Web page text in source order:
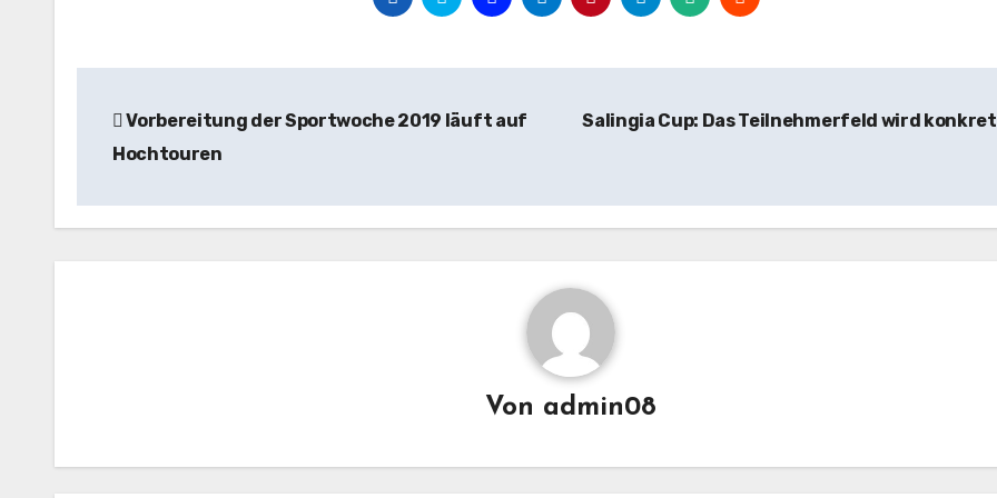
Vorbereitung der Sportwoche 2019 läuft auf
Hochtouren
Salingia Cup: Das Teilnehmerfeld wird
Von admin08